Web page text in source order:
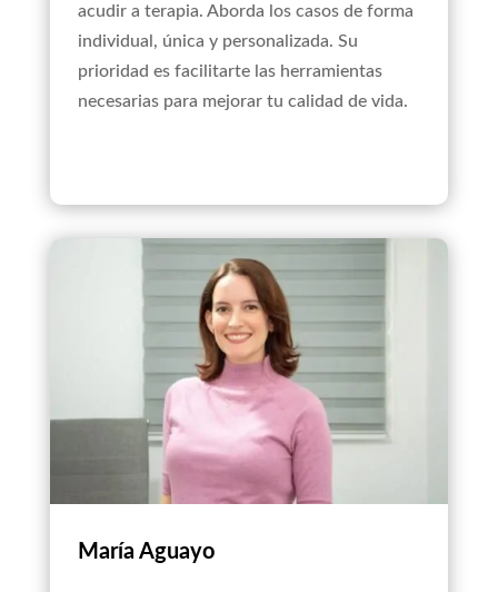
acudir a terapia. Aborda los casos de forma
individual, única y personalizada. Su
prioridad es facilitarte las herramientas
necesarias para mejorar tu calidad de vida.
María Aguayo